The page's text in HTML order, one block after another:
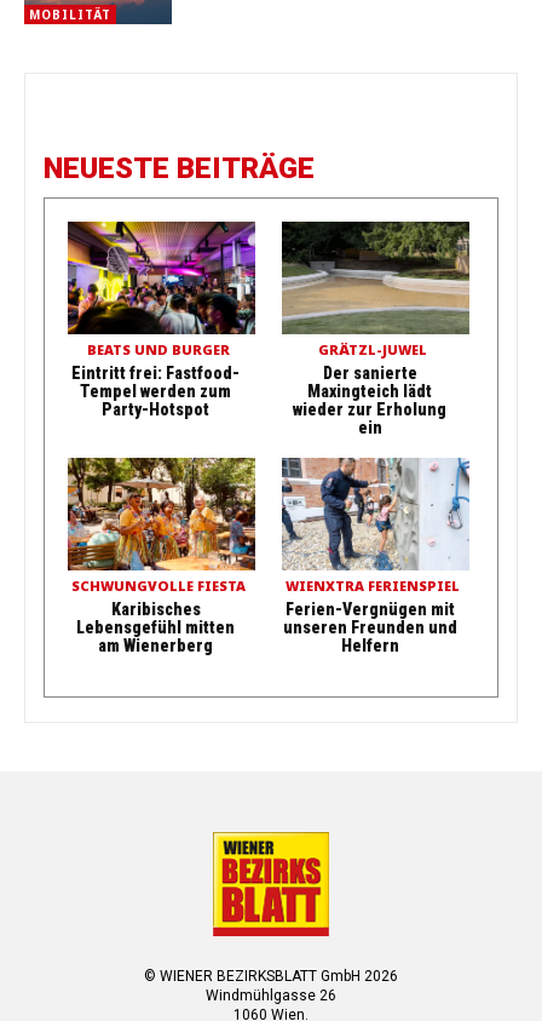
MOBILITÄT
NEUESTE BEITRÄGE
BEATS UND BURGER
Eintritt frei: Fastfood-
Tempel werden zum
Party-Hotspot
GRÄTZL-JUWEL
Der sanierte
Maxingteich lädt
wieder zur Erholung
ein
SCHWUNGVOLLE FIESTA
Karibisches
Lebensgefühl mitten
am Wienerberg
WIENXTRA FERIENSPIEL
Ferien-Vergnügen mit
unseren Freunden und
Helfern
© WIENER BEZIRKSBLATT GmbH 2026
Windmühlgasse 26
1060 Wien.